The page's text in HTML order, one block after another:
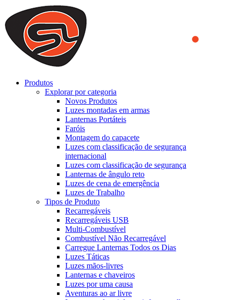
We use cookies to ensure that we provide you the best experience
on our website. By continuing to browse this website, you accept
that cookies are used to help us analyze how the website is used and
to offer you a better experience. To learn more or to find out how
you can disable cookies, you can access our
Produtos
Explorar por categoria
Novos Produtos
Luzes montadas em armas
Lanternas Portáteis
Faróis
Montagem do capacete
Luzes com classificação de segurança
internacional
Luzes com classificação de segurança
Lanternas de ângulo reto
Luzes de cena de emergência
Luzes de Trabalho
Tipos de Produto
Recarregáveis
Recarregáveis USB
Multi-Combustível
Combustível Não Recarregável
Carregue Lanternas Todos os Dias
Luzes Táticas
Luzes mãos-livres
Lanternas e chaveiros
Luzes por uma causa
Aventuras ao ar livre